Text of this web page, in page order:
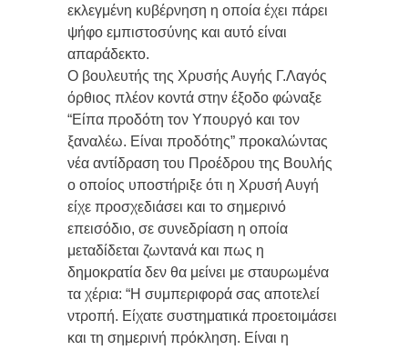
εκλεγμένη κυβέρνηση η οποία έχει πάρει
ψήφο εμπιστοσύνης και αυτό είναι
απαράδεκτο.
Ο βουλευτής της Χρυσής Αυγής Γ.Λαγός
όρθιος πλέον κοντά στην έξοδο φώναξε
“Είπα προδότη τον Υπουργό και τον
ξαναλέω. Είναι προδότης” προκαλώντας
νέα αντίδραση του Προέδρου της Βουλής
ο οποίος υποστήριξε ότι η Χρυσή Αυγή
είχε προσχεδιάσει και το σημερινό
επεισόδιο, σε συνεδρίαση η οποία
μεταδίδεται ζωντανά και πως η
δημοκρατία δεν θα μείνει με σταυρωμένα
τα χέρια: “Η συμπεριφορά σας αποτελεί
ντροπή. Είχατε συστηματικά προετοιμάσει
και τη σημερινή πρόκληση. Είναι η